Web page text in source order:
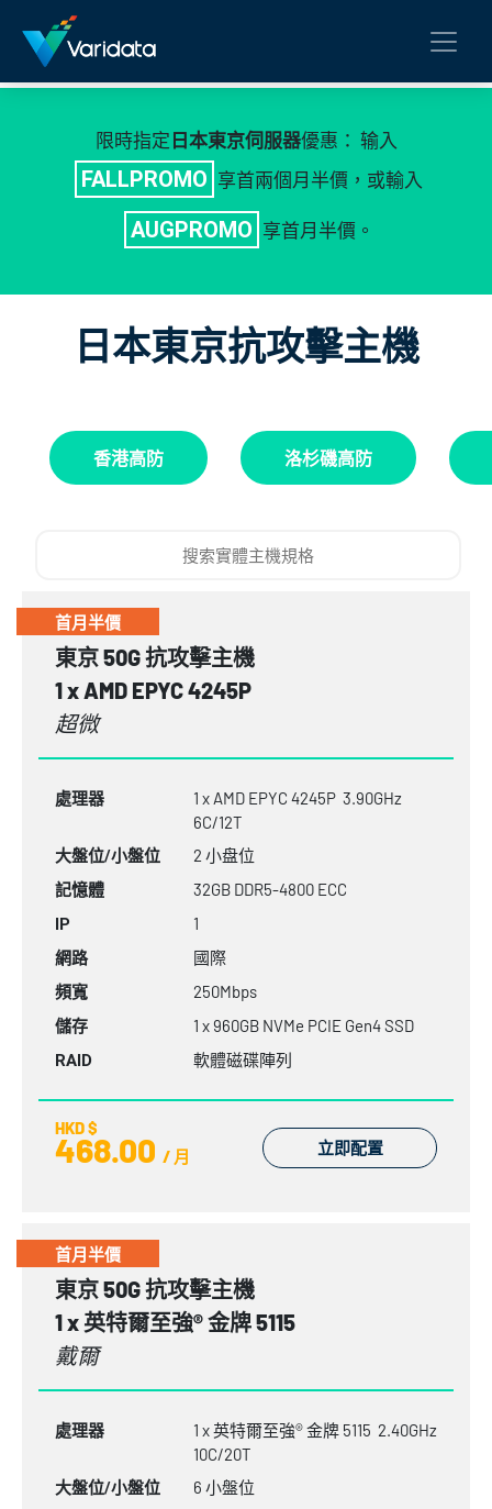
限時指定 日本東京伺服器優惠： 输入
FALLPROMO 享首兩個月半價，或輸入
AUGPROMO 享首月半價。
日本東京抗攻擊主機
香港高防 洛杉磯高防
東京 50G 抗攻擊主機
1 x AMD EPYC 4245P
超微
處理器
1 x AMD EPYC 4245P 3.90GHz
6C/12T
大盤位/小盤位
2 小盘位
記憶體
32GB DDR5-4800 ECC
IP
1
網路
國際
頻寬
250Mbps
儲存
1 x 960GB NVMe PCIE Gen4 SSD
RAID
軟體磁碟陣列
HKD $
468.00 / 月 立即配置
首月半價
東京 50G 抗攻擊主機
1 x 英特爾至強® 金牌 5115
戴爾
處理器
1 x 英特爾至強® 金牌 5115 2.40GHz
10C/20T
大盤位/小盤位
6 小盤位
首月半價